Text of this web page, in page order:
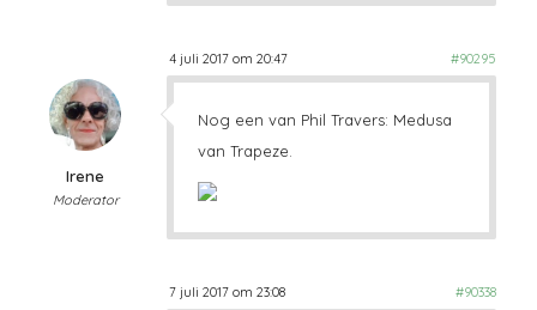
4 juli 2017 om 20:47 #90295
Irene
Moderator
Nog een van Phil Travers: Medusa
van Trapeze.
7 juli 2017 om 23:08 #90338